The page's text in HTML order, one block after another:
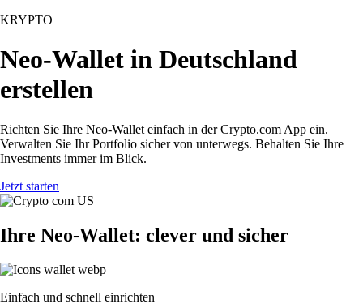
KRYPTO
Neo-Wallet in Deutschland
erstellen
Richten Sie Ihre Neo-Wallet einfach in der Crypto.com App ein.
Verwalten Sie Ihr Portfolio sicher von unterwegs. Behalten Sie Ihre
Investments immer im Blick.
Jetzt starten
Ihre Neo-Wallet: clever und sicher
Einfach und schnell einrichten